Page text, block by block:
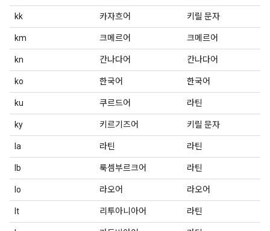
kk 카자흐어 키릴 문자
km 크메르어 크메르어
kn 칸나다어 칸나다어
ko 한국어 한국어
ku 쿠르드어 라틴
ky 키르기즈어 키릴 문자
la 라틴 라틴
lb 룩셈부르크어 라틴
lo 라오어 라오어
lt 리투아니아어 라틴